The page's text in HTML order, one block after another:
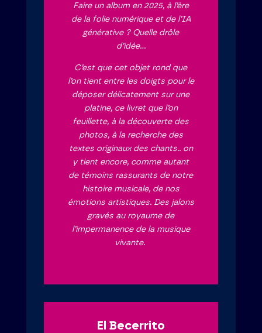
Faire un album en 2025, à l’ère
de la folie numérique et de l’IA
générative ? Quelle drôle
d’idée…
C’est que cet objet rond que
l’on tient entre les doigts pour le
déposer délicatement sur une
platine, ce livret que l’on
feuillette, à la découverte des
photos, à la recherche des
textes originaux des chants.. on
y tient encore, comme autant
de témoins rassurants de notre
histoire musicale, de nos
émotions artistiques. Des jalons
gravés au royaume de
l’impermanence de la musique
vivante.
El Becerrito